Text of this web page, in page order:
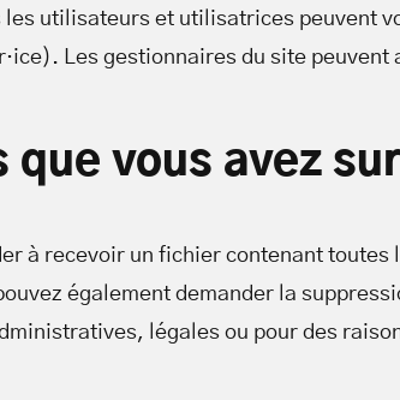
les utilisateurs et utilisatrices peuvent
Les gestionnaires du site
que vous avez
à recevoir un fichier contenant
également demander la
légales ou pour des